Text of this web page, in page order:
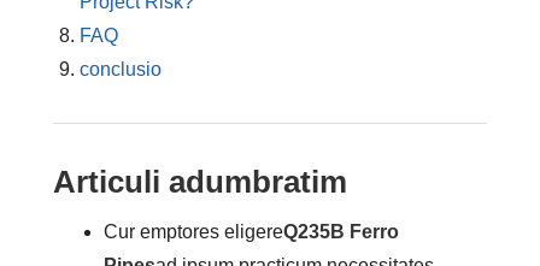
FAQ
conclusio
Articuli adumbratim
Cur emptores eligereQ235B Ferro